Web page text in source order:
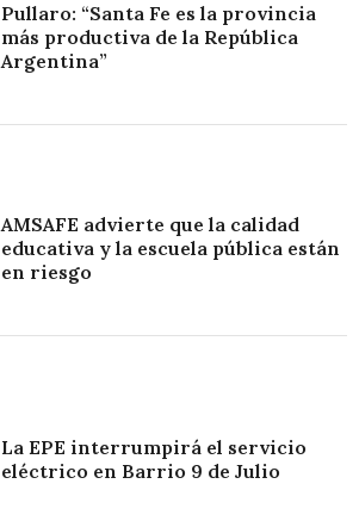
Dom Lun
Pullaro: “Santa Fe es la provincia
más productiva de la República
Argentina”
AMSAFE advierte que la calidad
educativa y la escuela pública están
en riesgo
La EPE interrumpirá el servicio
eléctrico en Barrio 9 de Julio